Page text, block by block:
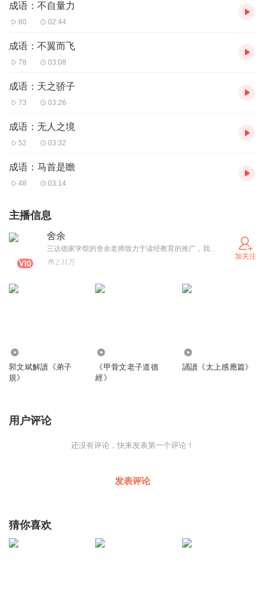
成语：不自量力
80 02:44
成语：不翼而飞
78 03:08
成语：天之骄子
73 03:26
成语：无人之境
52 03:32
成语：马首是瞻
48 03:14
主播信息
舍余
三达徳家学馆的舍余老师致力于读经教育的推广，我们的教学宗旨：读经开智慧，习劳知感恩，精炼强身体，学礼走天下。 我要将余生精力奉献书香家庭的建设，公益读书会的推广，愿每一个和我擦肩而过的人都能闻到经典的芬芳！
2.31万
加关注
郭文斌解讀《弟子
規》
《甲骨文老子道德
經》
誦讀《太上感應篇》
用户评论
还没有评论，快来发表第一个评论！
发表评论
猜你喜欢